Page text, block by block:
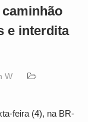
e interdita
W
feira (4), na BR-